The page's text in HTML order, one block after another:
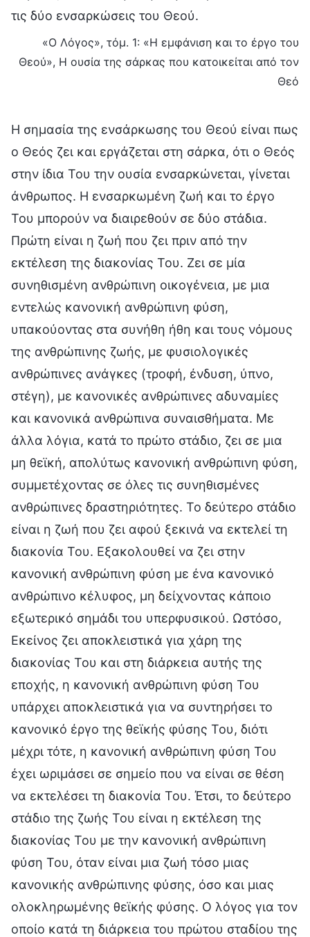
τις δύο ενσαρκώσεις του Θεού.
«Ο Λόγος», τόμ. 1: «Η εμφάνιση και το έργο του
Θεού», Η ουσία της σάρκας που κατοικείται από τον
Θεό
Η σημασία της ενσάρκωσης του Θεού είναι πως
ο Θεός ζει και εργάζεται στη σάρκα, ότι ο Θεός
στην ίδια Του την ουσία ενσαρκώνεται, γίνεται
άνθρωπος. Η ενσαρκωμένη ζωή και το έργο
Του μπορούν να διαιρεθούν σε δύο στάδια.
Πρώτη είναι η ζωή που ζει πριν από την
εκτέλεση της διακονίας Του. Ζει σε μία
συνηθισμένη ανθρώπινη οικογένεια, με μια
εντελώς κανονική ανθρώπινη φύση,
υπακούοντας στα συνήθη ήθη και τους νόμους
της ανθρώπινης ζωής, με φυσιολογικές
ανθρώπινες ανάγκες (τροφή, ένδυση, ύπνο,
στέγη), με κανονικές ανθρώπινες αδυναμίες
και κανονικά ανθρώπινα συναισθήματα. Με
άλλα λόγια, κατά το πρώτο στάδιο, ζει σε μια
μη θεϊκή, απολύτως κανονική ανθρώπινη φύση,
συμμετέχοντας σε όλες τις συνηθισμένες
ανθρώπινες δραστηριότητες. Το δεύτερο στάδιο
είναι η ζωή που ζει αφού ξεκινά να εκτελεί τη
διακονία Του. Εξακολουθεί να ζει στην
κανονική ανθρώπινη φύση με ένα κανονικό
ανθρώπινο κέλυφος, μη δείχνοντας κάποιο
εξωτερικό σημάδι του υπερφυσικού. Ωστόσο,
Εκείνος ζει αποκλειστικά για χάρη της
διακονίας Του και στη διάρκεια αυτής της
εποχής, η κανονική ανθρώπινη φύση Του
υπάρχει αποκλειστικά για να συντηρήσει το
κανονικό έργο της θεϊκής φύσης Του, διότι
μέχρι τότε, η κανονική ανθρώπινη φύση Του
έχει ωριμάσει σε σημείο που να είναι σε θέση
να εκτελέσει τη διακονία Του. Έτσι, το δεύτερο
στάδιο της ζωής Του είναι η εκτέλεση της
διακονίας Του με την κανονική ανθρώπινη
φύση Του, όταν είναι μια ζωή τόσο μιας
κανονικής ανθρώπινης φύσης, όσο και μιας
ολοκληρωμένης θεϊκής φύσης. Ο λόγος για τον
οποίο κατά τη διάρκεια του πρώτου σταδίου της